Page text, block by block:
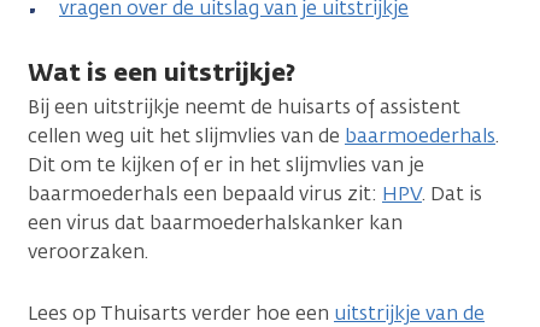
vragen over de uitslag van je uitstrijkje
Wat is een uitstrijkje?
Bij een uitstrijkje neemt de huisarts of assistent
cellen weg uit het slijmvlies van de baarmoederhals.
Dit om te kijken of er in het slijmvlies van je
baarmoederhals een bepaald virus zit: HPV. Dat is
een virus dat baarmoederhalskanker kan
veroorzaken.
Lees op Thuisarts verder hoe een uitstrijkje van de